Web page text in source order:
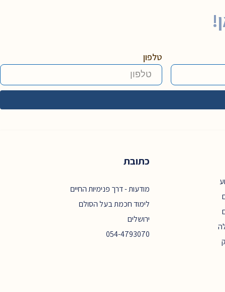
טלפון
כתובת
מודעות - דרך פנימיות החיים
לימוד חכמת בעל הסולם
ירושלים
054-4793070